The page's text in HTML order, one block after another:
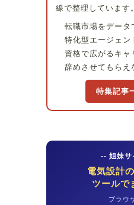
線で整理しています。
転職市場をデータ
特化型エージェン
資格で広がるキャ
辞めさせてもらえ
特集記事
-- 姐妹サ
電気設計
ツールで
ブラウ